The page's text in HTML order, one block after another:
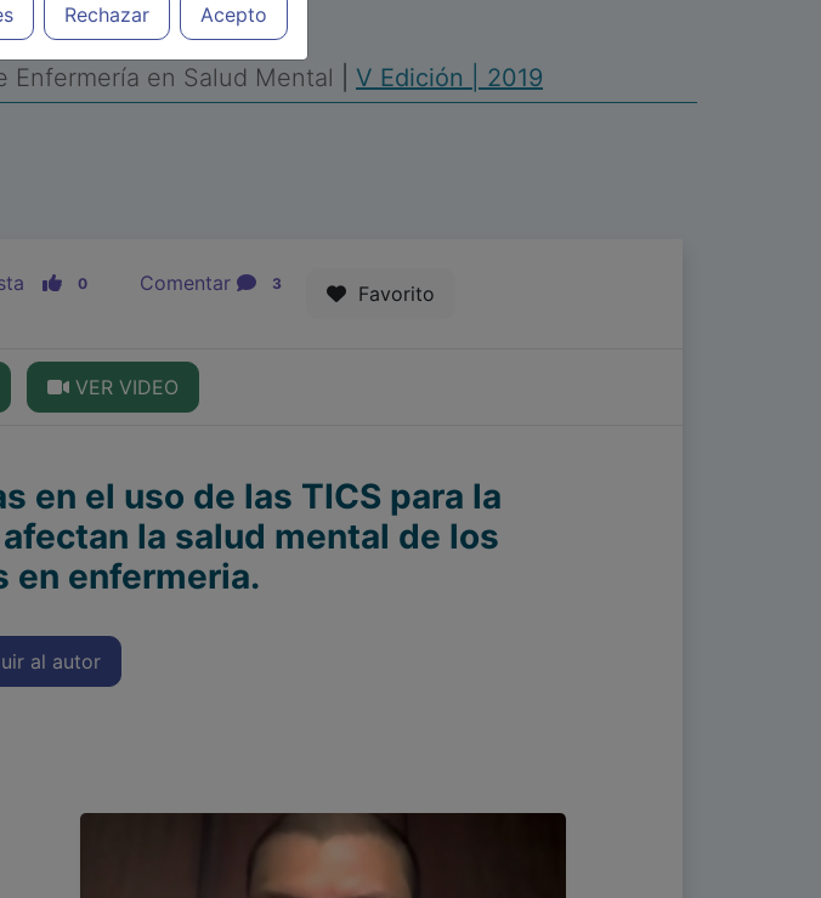
Rechazar Acepto
Enfermería en Salud Mental V Edición | 2019
0 Comentar 3 Favorito
VER VIDEO
en el uso de las TICS para la
la salud mental de los
en enfermeria.
al autor